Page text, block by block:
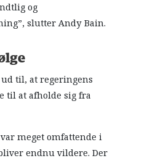
og
slutter Andy Bain.
til, at regeringens
til at afholde sig fra
meget omfattende i
endnu vildere. Der